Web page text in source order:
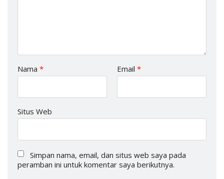
Nama * Email *
Situs Web
Simpan nama, email, dan situs web saya pada
peramban ini untuk komentar saya berikutnya.